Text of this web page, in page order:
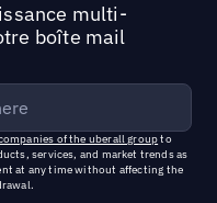
multi-
boîte mail
of the uberall groupto
services, and market trends as
at any time without affecting the